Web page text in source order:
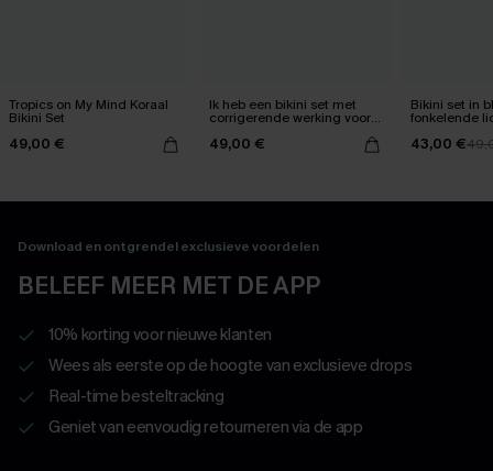
Tropics on My Mind Koraal
Bikini Set
49,00 €
Ik heb een bikini set met
corrigerende werking voor
49,00 €
Bikini set in
fonkelende
43,00 €
Download en ontgrendel exclusieve voordelen
BELEEF MEER MET DE APP
10% korting voor nieuwe klanten
Wees als eerste op de hoogte van exclusieve drops
Real-time besteltracking
Geniet van eenvoudig retourneren via de app